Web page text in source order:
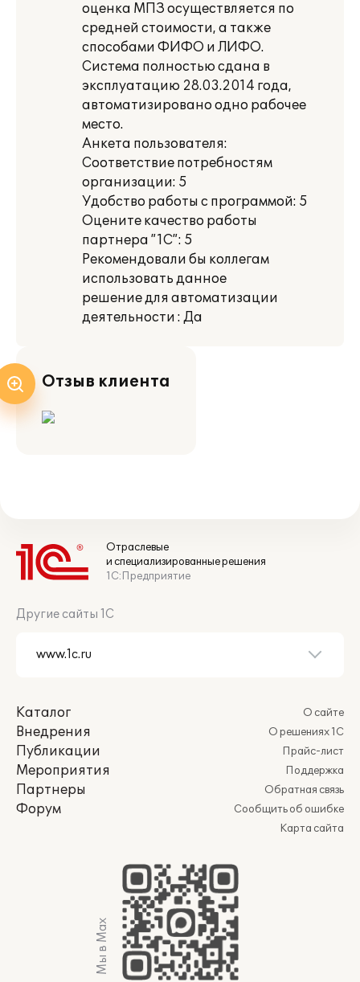
оценка МПЗ осуществляется по
средней стоимости, а также
способами ФИФО и ЛИФО.
Система полностью сдана в
эксплуатацию 28.03.2014 года,
автоматизировано одно рабочее
место.
Анкета пользователя:
Соответствие потребностям
организации: 5
Удобство работы с программой: 5
Оцените качество работы
партнера ”1С”: 5
Рекомендовали бы коллегам
использовать данное
решение для автоматизации
деятельности : Да
Отзыв клиента
Отраслевые
и специализированные решения
1С:Предприятие
Другие сайты 1С
Каталог
Внедрения
Публикации
Мероприятия
Партнеры
Форум
О сайте
О решениях 1С
Прайс-лист
Поддержка
Обратная связь
Сообщить об ошибке
Карта сайта
Мы в Max